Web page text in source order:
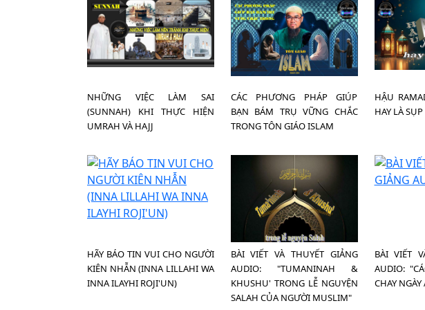
NHỮNG VIỆC LÀM SAI
(SUNNAH) KHI THỰC HIỆN
UMRAH VÀ HAJJ
CÁC PHƯƠNG PHÁP GIÚP
BẠN BÁM TRỤ VỮNG CHẮC
TRONG TÔN GIÁO ISLAM
HẬU
HAY LÀ
HÃY BÁO TIN VUI CHO NGƯỜI
KIÊN NHẪN (INNA LILLAHI WA
INNA ILAYHI ROJI'UN)
BÀI VIẾT VÀ THUYẾT GIẢNG
AUDIO: "TUMANINAH &
KHUSHU' TRONG LỄ NGUYỆN
SALAH CỦA NGƯỜI MUSLIM"
BÀI VIẾT
AUDIO:
CHAY